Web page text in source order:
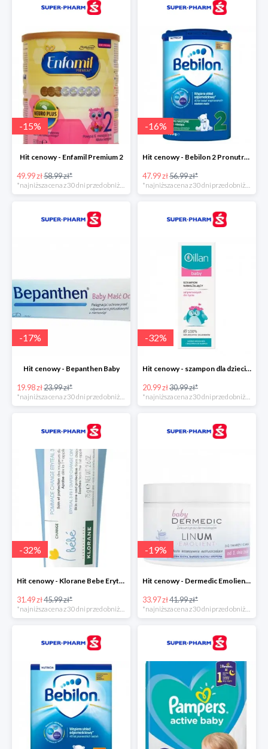
-15%
Hit cenowy - Enfamil Premium 2
49.99 zł58.99 zł*
-16%
Hit cenowy - Bebilon 2 Pronutra-Advance
47.99 zł56.99 zł*
-17%
Hit cenowy - Bepanthen Baby
19.98 zł23.99 zł*
*najniższa cena z 30 dni przed obniżką
-32%
Hit cenowy - szampon dla dzieci Oillan Baby
20.99 zł30.99 zł*
*najniższa cena z 30 dni przed obniżką
-32%
Hit cenowy - Klorane Bebe Eryteal 3w1
31.49 zł45.99 zł*
-19%
Hit cenowy - Dermedic Emolient Baby Linum
33.97 zł41.99 zł*